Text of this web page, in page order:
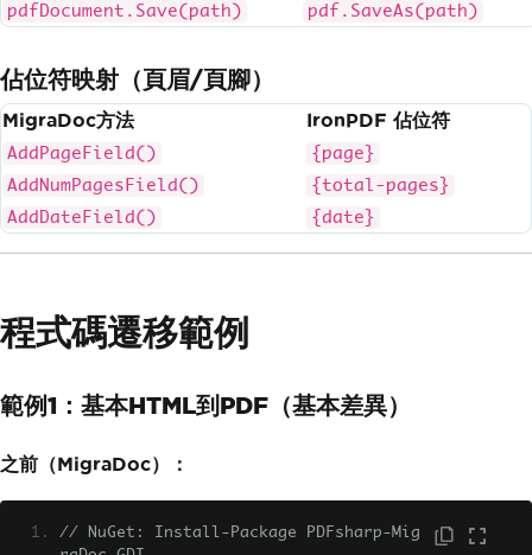
pdfDocument.Save(path)
pdf.SaveAs(path)
佔位符映射（頁眉/頁腳）
MigraDoc方法 IronPDF 佔位符
AddPageField()
{page}
AddNumPagesField()
{total-pages}
AddDateField()
{date}
程式碼遷移範例
範例1：基本HTML到PDF（基本差異）
之前（MigraDoc）：
// NuGet: Install-Package PDFsharp-Mig